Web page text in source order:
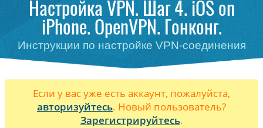
Настройка VPN. Шаг 4. iOS on
iPhone. OpenVPN. Гонконг.
Инструкции по настройке VPN-соединения
Если у вас уже есть аккаунт, пожалуйста,
авторизуйтесь. Новый пользователь?
Зарегистрируйтесь.